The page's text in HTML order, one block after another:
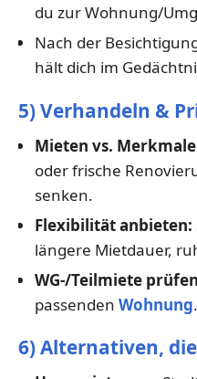
du zur Wohnung/
Nach der
hält dich im
5) Verhandeln &
Mieten vs.
oder frische
senken.
Flexibilität anbieten:
längere Mietdauer,
WG-/Teilmiete
passenden Wohnung.
6) Alternativen,